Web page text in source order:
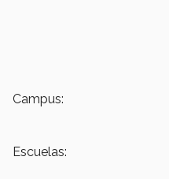
Campus:
Escuelas: